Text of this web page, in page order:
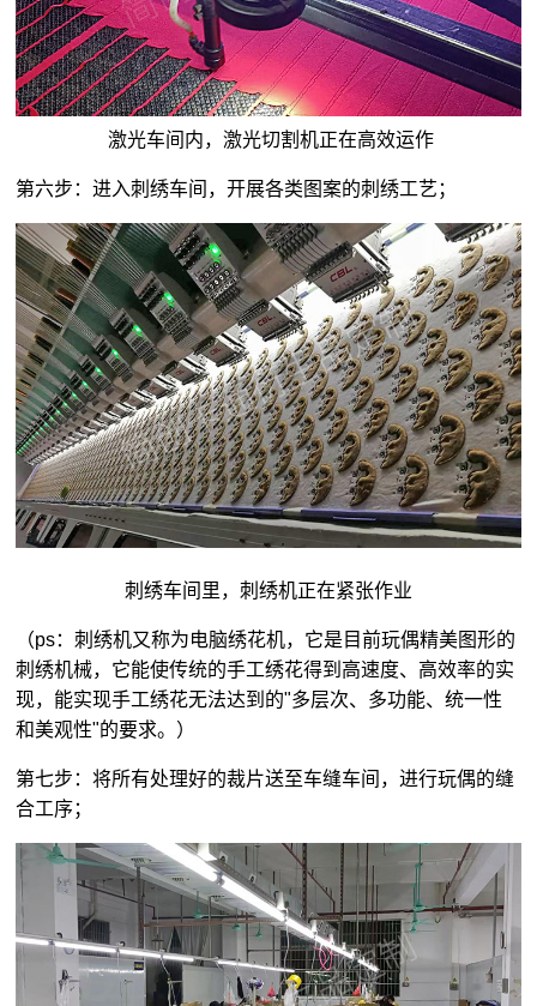
激光车间内，激光切割机正在高效运作
第六步：进入刺绣车间，开展各类图案的刺绣工艺；
刺绣车间里，刺绣机正在紧张作业
（ps：刺绣机又称为电脑绣花机，它是目前玩偶精美图形的
刺绣机械，它能使传统的手工绣花得到高速度、高效率的实
现，能实现手工绣花无法达到的"多层次、多功能、统一性
和美观性"的要求。）
第七步：将所有处理好的裁片送至车缝车间，进行玩偶的缝
合工序；